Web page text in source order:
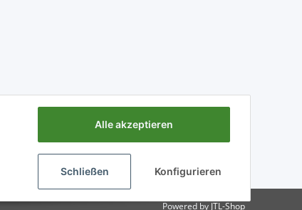
Powered by JTL-Shop
Alle akzeptieren
Schließen Konfigurieren